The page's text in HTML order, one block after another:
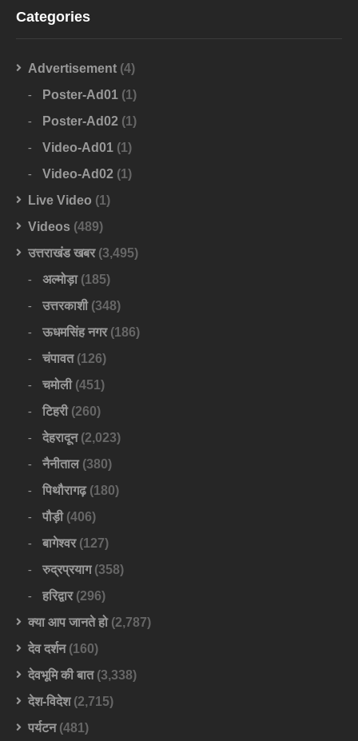
Categories
Advertisement (4)
Poster-Ad01 (1)
Poster-Ad02 (1)
Video-Ad01 (1)
Video-Ad02 (1)
Live Video (1)
Videos (489)
उत्तराखंड खबर(3,495)
अल्मोड़ा(185)
उत्तरकाशी(348)
ऊधमसिंह नगर(186)
चंपावत(126)
चमोली(451)
टिहरी(260)
देहरादून(2,023)
नैनीताल(380)
पिथौरागढ़(180)
पौड़ी(406)
बागेश्वर(127)
रुद्रप्रयाग(358)
हरिद्वार(296)
क्या आप जानते हो(2,787)
देव दर्शन(160)
देवभूमि की बात(3,338)
देश-विदेश(2,715)
पर्यटन(481)